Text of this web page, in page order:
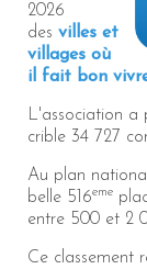
2026
des villes et
villages où
il fait bon
L'association a
crible 34 727
Au plan
belle 516eme
entre 500 et 2
Ce classement